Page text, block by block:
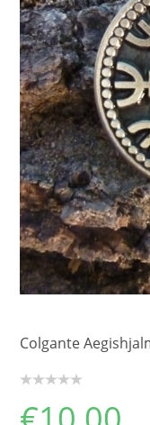
Colgante